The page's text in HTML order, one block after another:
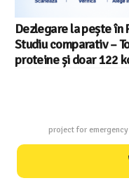
Dezlegare la pește
Studiu comparativ –
proteine și doar 122
project for